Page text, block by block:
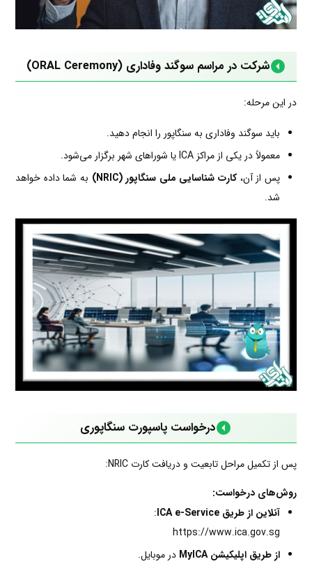
شرکت در مراسم سوگند وفاداری (ORAL Ceremony)
در این مرحله:
باید سوگند وفاداری به سنگاپور را انجام دهید.
معمولاً در یکی از مراکز ICA یا شوراهای شهر برگزار می‌شود.
پس از آن،کارت شناسایی ملی سنگاپور (NRIC)
به شما داده خواهد
شد.
درخواست پاسپورت سنگاپوری
پس از تکمیل مراحل تابعیت و دریافت کارت NRIC:
روش‌های درخواست:
آنلاین از طریق ICA e-Service
:
https://www.ica.gov.sg
از طریق اپلیکیشن MyICA
در موبایل.